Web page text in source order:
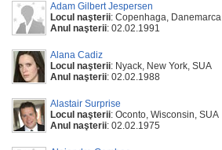
Adam Gilbert Jespersen
Locul naşterii: Copenhaga, Danemarca
Anul naşterii: 02.02.1991
Alana Cadiz
Locul naşterii: Nyack, New York, SUA
Anul naşterii: 02.02.1988
Alastair Surprise
Locul naşterii: Oconto, Wisconsin, SUA
Anul naşterii: 02.02.1975